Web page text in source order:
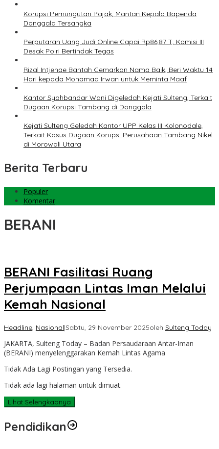
Korupsi Pemungutan Pajak, Mantan Kepala Bapenda
Donggala Tersangka
Perputaran Uang Judi Online Capai Rp86,87 T, Komisi III
Desak Polri Bertindak Tegas
Rizal Intjenae Bantah Cemarkan Nama Baik, Beri Waktu 14
Hari kepada Mohamad Irwan untuk Meminta Maaf
Kantor Syahbandar Wani Digeledah Kejati Sulteng, Terkait
Dugaan Korupsi Tambang di Donggala
Kejati Sulteng Geledah Kantor UPP Kelas III Kolonodale,
Terkait Kasus Dugaan Korupsi Perusahaan Tambang Nikel
di Morowali Utara
Berita Terbaru
Populer
Komentar
BERANI
BERANI Fasilitasi Ruang
Perjumpaan Lintas Iman Melalui
Kemah Nasional
Headline, Nasional|Sabtu, 29 November 2025oleh Sulteng Today
JAKARTA, Sulteng Today – Badan Persaudaraan Antar-Iman
(BERANI) menyelenggarakan Kemah Lintas Agama
Tidak Ada Lagi Postingan yang Tersedia.
Tidak ada lagi halaman untuk dimuat.
Lihat Selengkapnya
Pendidikan